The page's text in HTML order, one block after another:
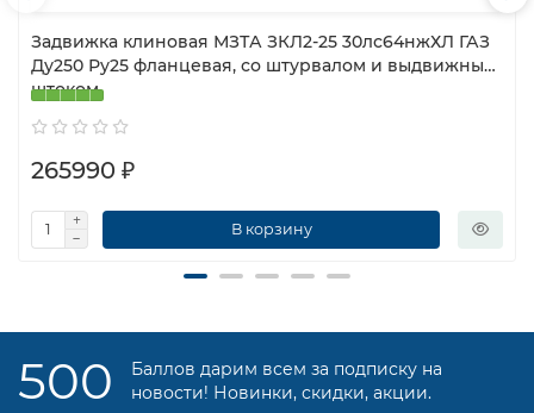
Задвижка клиновая МЗТА ЗКЛ2-25 30лс64нжХЛ ГАЗ
Ду250 Ру25 фланцевая, со штурвалом и выдвижным
штоком
265990 ₽
В корзину
500
Баллов дарим всем за подписку на
новости! Новинки, скидки, акции.